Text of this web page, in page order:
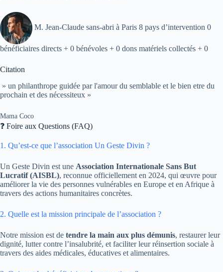
M. Jean-Claude sans-abri à Paris 8 pays d’intervention 0
bénéficiaires directs + 0 bénévoles + 0 dons matériels collectés + 0
Citation
» un philanthrope guidée par l'amour du semblable et le bien etre du
prochain et des nécessiteux »
Mama Coco
❓ Foire aux Questions (FAQ)
1. Qu’est-ce que l’association Un Geste Divin ?
Un Geste Divin est une Association Internationale Sans But
Lucratif (AISBL), reconnue officiellement en 2024, qui œuvre pour
améliorer la vie des personnes vulnérables en Europe et en Afrique à
travers des actions humanitaires concrètes.
2. Quelle est la mission principale de l’association ?
Notre mission est de tendre la main aux plus démunis, restaurer leur
dignité, lutter contre l’insalubrité, et faciliter leur réinsertion sociale à
travers des aides médicales, éducatives et alimentaires.